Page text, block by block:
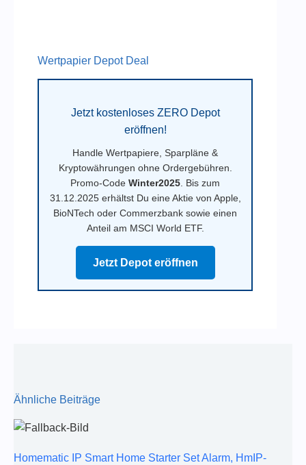
Wertpapier Depot Deal
Jetzt kostenloses ZERO Depot
eröffnen!
Handle Wertpapiere, Sparpläne &
Kryptowährungen ohne Ordergebühren.
Promo-CodeWinter2025 . Bis zum
31.12.2025 erhältst Du eine Aktie von Apple,
BioNTech oder Commerzbank sowie einen
Anteil am MSCI World ETF.
Jetzt Depot eröffnen
Ähnliche Beiträge
Homematic IP Smart Home Starter Set Alarm, HmIP-